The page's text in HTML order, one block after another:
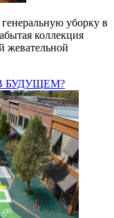
уборку в
коллекция
жевательной
БУДУЩЕМ?